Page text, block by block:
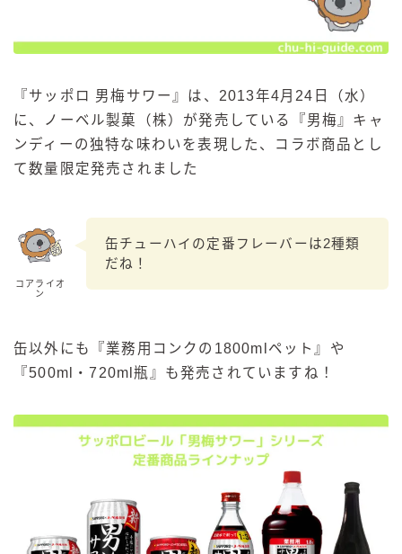
『サッポロ 男梅サワー』は、2013年4月24日（水）
に、ノーベル製菓（株）が発売している『男梅』キャ
ンディーの独特な味わいを表現した、コラボ商品とし
て数量限定発売されました
コアライオ
ン
缶チューハイの定番フレーバーは2種類
だね！
缶以外にも『業務用コンクの1800mlペット』や
『500ml・720ml瓶』も発売されていますね！